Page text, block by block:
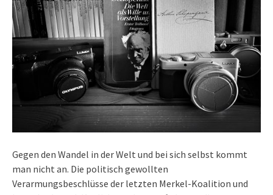
Gegen den Wandel in der Welt und bei sich selbst kommt
man nicht an. Die politisch gewollten
Verarmungsbeschlüsse der letzten Merkel-Koalition und